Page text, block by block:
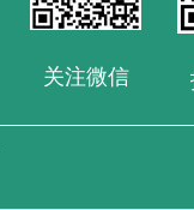
关注微信